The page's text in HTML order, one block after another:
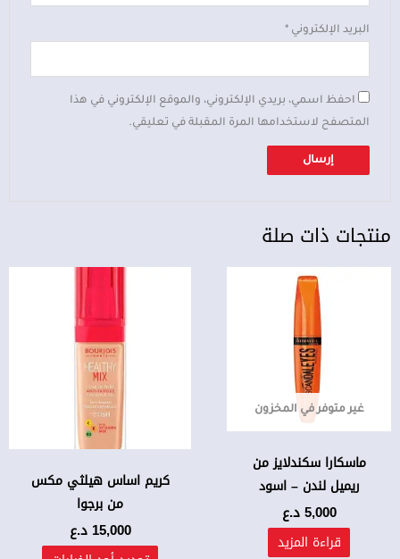
البريد الإلكتروني *
احفظ اسمي، بريدي الإلكتروني، والموقع الإلكتروني في هذا
المتصفح لاستخدامها المرة المقبلة في تعليقي.
منتجات ذات صلة
غير متوفر في المخزون
ماسكارا سكندلايز من
ريميل لندن – اسود
5,000د.ع
قراءة المزيد
كريم اساس هيلثي مكس
من برجوا
15,000 د.ع
الخيارات
المنتج